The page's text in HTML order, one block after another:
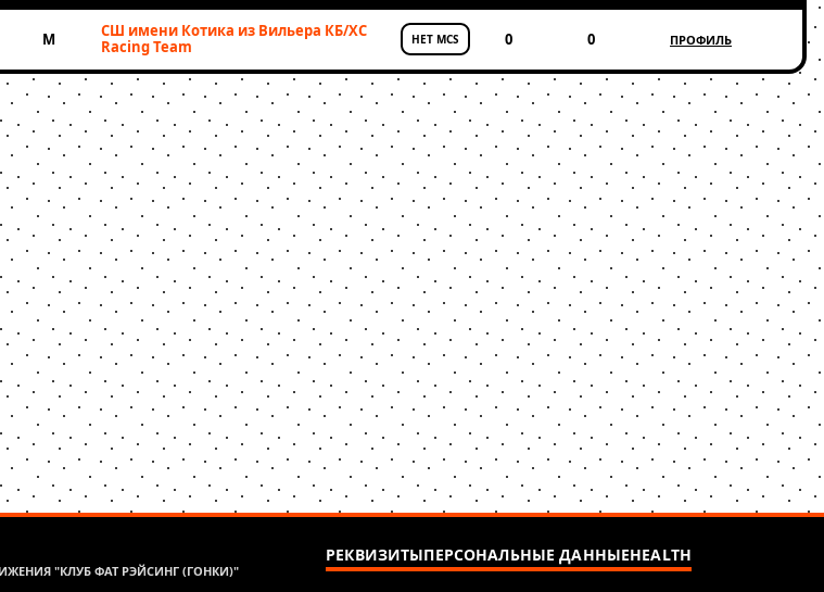
М
СШ имени Котика из Вильера КБ/XC
Racing Team
НЕТ MCS 0 0 ПРОФИЛЬ
"КЛУБ ФАТ РЭЙСИНГ (ГОНКИ)"
РЕКВИЗИТЫПЕРСОНАЛЬНЫЕ ДАННЫЕHEALTH